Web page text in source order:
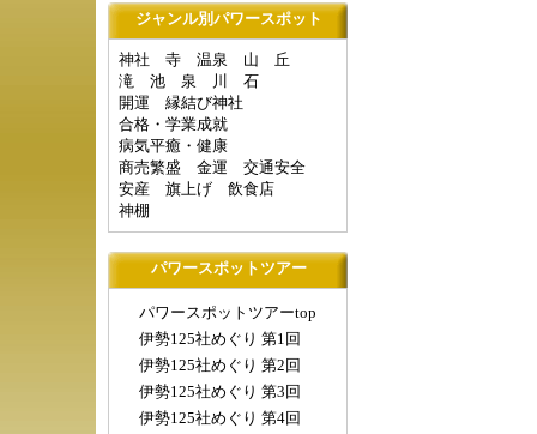
ジャンル別パワースポット
神社 寺 温泉 山
丘
滝
池 泉 川
石
開運
縁結び神社
合格・学業成就
病気平癒・健康
商売繁盛
金運
交通安全
安産
旗上げ
飲食店
神棚
パワースポットツアー
パワースポットツアーtop
伊勢125社めぐり 第1回
伊勢125社めぐり 第2回
伊勢125社めぐり 第3回
伊勢125社めぐり 第4回